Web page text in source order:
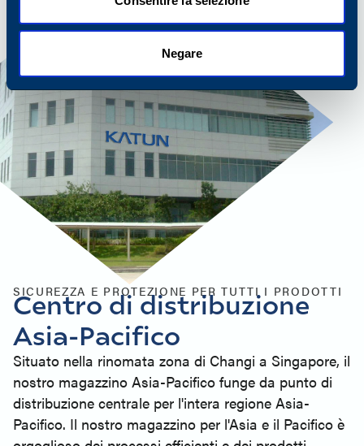
Negare
SICUREZZA E PROTEZIONE PER TUTTI I PRODOTTI
Centro di distribuzione
Asia-Pacifico
Situato nella rinomata zona di Changi a Singapore, il
nostro magazzino Asia-Pacifico funge da punto di
distribuzione centrale per l'intera regione Asia-
Pacifico. Il nostro magazzino per l'Asia e il Pacifico è